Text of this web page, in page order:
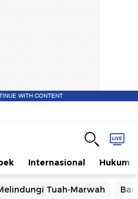
WITH CONTENT
Internasional Hukum
Tuah-Marwah